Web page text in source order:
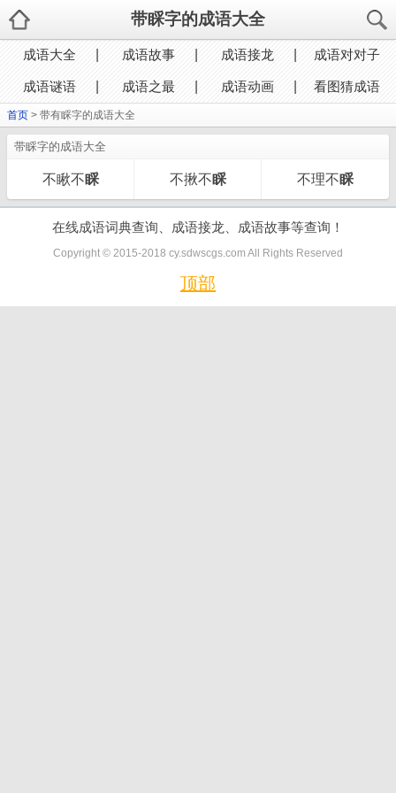
带睬字的成语大全
成语大全 成语故事 成语接龙 成语对对子
成语谜语 成语之最 成语动画 看图猜成语
首页 > 带有睬字的成语大全
带睬字的成语大全
不瞅不睬 不揪不睬 不理不睬
在线成语词典查询、成语接龙、成语故事等查询！
Copyright © 2015-2018 cy.sdwscgs.com All Rights Reserved
顶部